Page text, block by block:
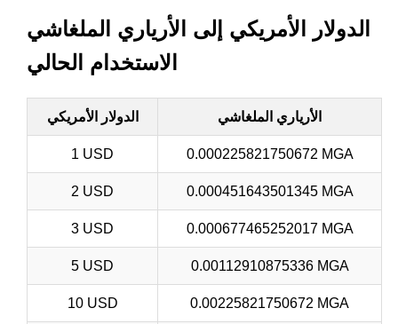
الدولار الأمريكي إلى الأرياري الملغاشي
الاستخدام الحالي
الدولار الأمريكي الأرياري الملغاشي
1 USD 0.000225821750672 MGA
2 USD 0.000451643501345 MGA
3 USD 0.000677465252017 MGA
5 USD 0.00112910875336 MGA
10 USD 0.00225821750672 MGA